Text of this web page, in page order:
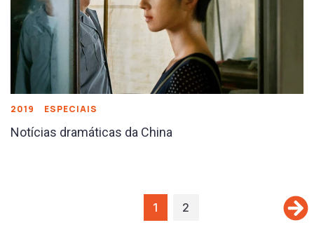
2019 ESPECIAIS
Notícias dramáticas da China
1 2